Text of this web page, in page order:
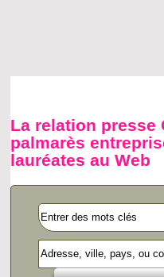
La relation presse
palmarès
lauréates au Web